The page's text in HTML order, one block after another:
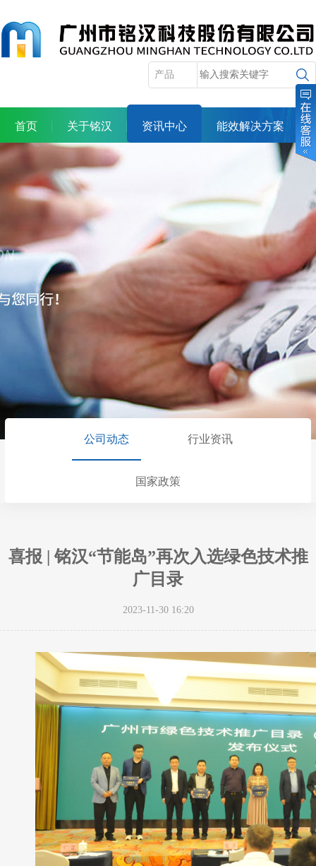
首页 关于铭汉 资讯中心 能效解决方案
服务体系 人力资源
投资者关系
公司动态 行业资讯
国家政策
喜报 | 铭汉“节能岛”再次入选绿色技术推
广目录
2023-11-30 16:20